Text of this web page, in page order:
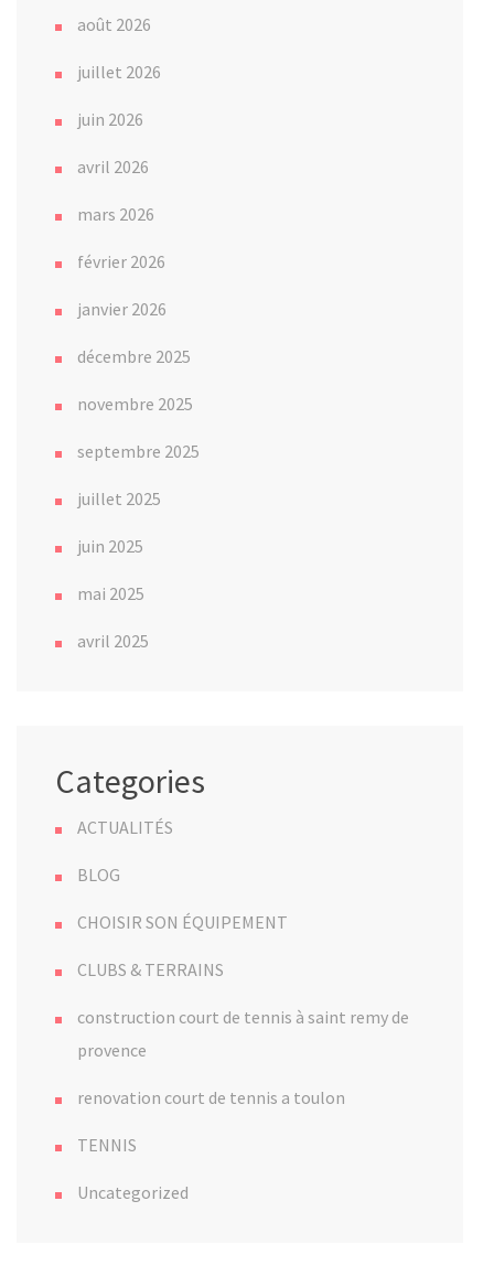
août 2026
juillet 2026
juin 2026
avril 2026
mars 2026
février 2026
janvier 2026
décembre 2025
novembre 2025
septembre 2025
juillet 2025
juin 2025
mai 2025
avril 2025
Categories
ACTUALITÉS
BLOG
CHOISIR SON ÉQUIPEMENT
CLUBS & TERRAINS
construction court de tennis à saint remy de
provence
renovation court de tennis a toulon
TENNIS
Uncategorized